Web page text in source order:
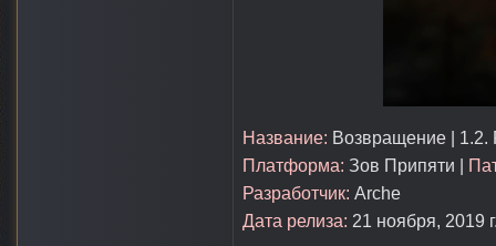
Название: Возвращение | 1.2.
Платформа: Зов Припяти |
Разработчик: Arche
Дата релиза: 21 ноября, 2019